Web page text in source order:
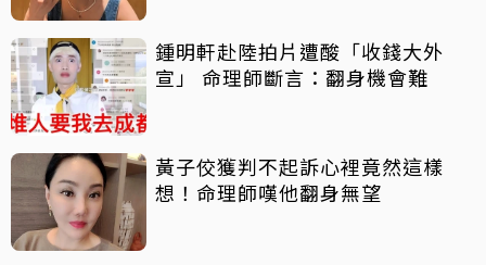
鍾明軒赴陸拍片遭酸「收錢大外
宣」 命理師斷言：翻身機會難
黃子佼獲判不起訴心裡竟然這樣
想！命理師嘆他翻身無望